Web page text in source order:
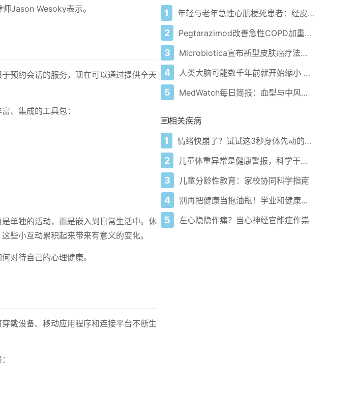
Jason Wesoky表示。
预约会话的服务，现在可以通过提供全天
、集成的工具包：
单独的活动，而是嵌入到日常生活中。休
些小互动累积起来带来有意义的变化。
对待自己的心理健康。
戴设备、移动应用程序和连接平台不断生
1 年轻与老年急性心肌梗死患者：经皮冠状动脉介入治疗的比较研究
2 Pegtarazimod改善急性COPD加重期的氧气使用和炎症生物标志物
3 Microbiotica宣布新型皮肤癌疗法取得重大突破
4 人类大脑可能数千年前就开始缩小 科学家们仍无法达成共识
5 MedWatch每日简报：血型与中风风险的联系——以及其他健康信息
相关疾病
1 情绪快崩了？试试这3秒身体先动的自救法！
2 儿童体重异常是健康警报，科学干预要趁早
3 儿童分龄性教育：家校协同科学指南
4 别再把健康当拖油瓶！学业和健康其实是黄金搭档
5 左心隐隐作痛？当心神经官能症作祟